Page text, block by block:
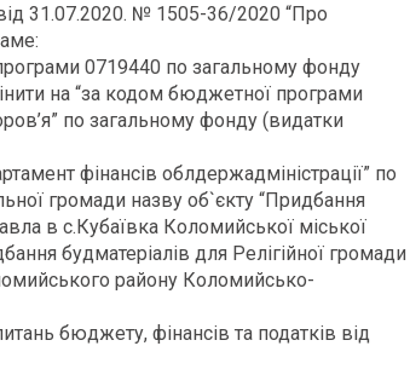
31.07.2020. № 1505-36/2020 “Про
0719440 по загальному фонду
на “за кодом бюджетної програми
по загальному фонду (видатки
фінансів облдержадміністрації” по
громади назву об`єкту “Придбання
в с.Кубаївка Коломийської міської
будматеріалів для Релігійної громади
району Коломийсько-
бюджету, фінансів та податків від